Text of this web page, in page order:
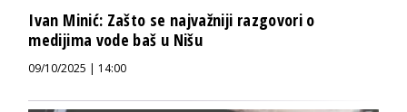
Ivan Minić: Zašto se najvažniji razgovori o
medijima vode baš u Nišu
09/10/2025 | 14:00